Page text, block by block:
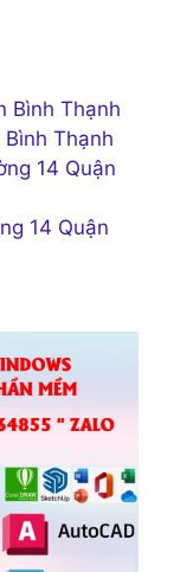
Bình Thạnh
Thạnh
14 Quận
14 Quận